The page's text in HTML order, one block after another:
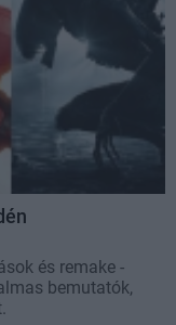
és remake -
bemutatók,